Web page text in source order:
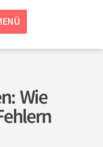
Wie